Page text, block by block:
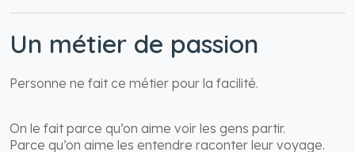
Un métier de passion
Personne ne fait ce métier pour la facilité.
On le fait parce qu’on aime voir les gens partir.
Parce qu’on aime les entendre raconter leur voyage.